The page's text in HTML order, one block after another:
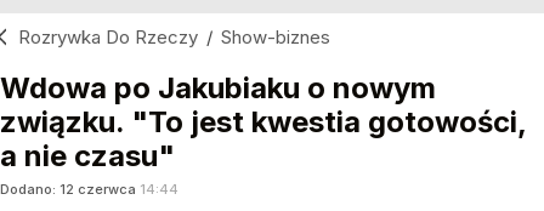
Rozrywka Do Rzeczy / Show-biznes
Wdowa po Jakubiaku o nowym
związku. "To jest kwestia gotowości,
a nie czasu"
Dodano: 12 czerwca 14:44